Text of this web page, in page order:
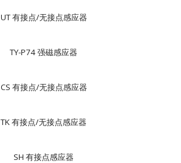
UT 有接点/无接点感应器
TY-P74 强磁感应器
CS 有接点/无接点感应器
TK 有接点/无接点感应器
SH 有接点感应器